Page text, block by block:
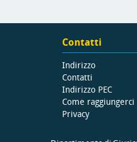
Contatti
Indirizzo
Contatti
Indirizzo PEC
Come raggiungerci
Privacy